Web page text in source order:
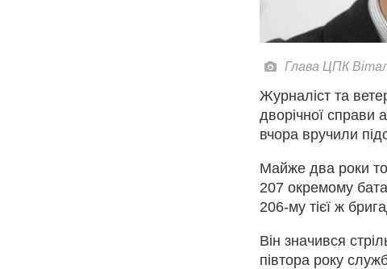
Глава ЦПК
Журналіст та
дворічної справи
вчора вручили
Майже два роки
207 окремому
206-му тієї ж
Він значився
півтора року